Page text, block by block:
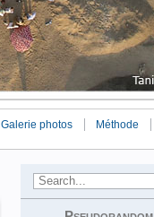
Galerie photos Méthode